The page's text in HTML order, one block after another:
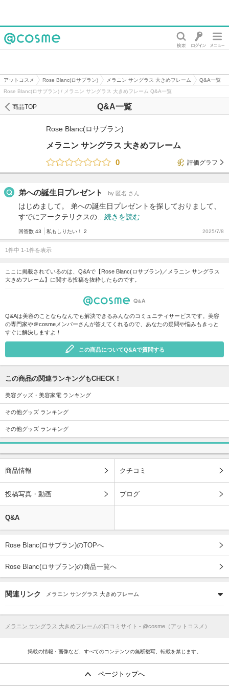
アットコスメ Rose Blanc(ロサブラン) メラニン サングラス 大きめフレーム
Q&A一覧
Rose Blanc(ロサブラン) / メラニン サングラス 大きめフレーム Q&A一覧
Q&A一覧
商品TOP
Rose Blanc(ロサブラン)
メラニン サングラス 大きめフレーム
0
評価グラフ
弟への誕生日プレゼント by 匿名 さん
はじめまして。 弟への誕生日プレゼントを探しておりまして、
すでにアークテリクスの… 続きを読む
回答数 43 私もしりたい！ 2 2025/7/8
1件中 1-1件を表示
ここに掲載されているのは、Q&Aで【Rose Blanc(ロサブラン)／メラニン サングラス
大きめフレーム】に関する投稿を抜粋したものです。
Q&Aは美容のことならなんでも解決できるみんなのコミュニティサービスです。美容
の専門家や＠cosmeメンバーさんが答えてくれるので、あなたの疑問や悩みもきっと
すぐに解決しますよ！
この商品についてQ&Aで質問する
この商品の関連ランキングもCHECK！
美容グッズ・美容家電 ランキング
その他グッズ ランキング
その他グッズ ランキング
商品情報 クチコミ
投稿写真・動画 ブログ
Q&A
Rose Blanc(ロサブラン)のTOPへ
Rose Blanc(ロサブラン)の商品一覧へ
関連リンク メラニン サングラス 大きめフレーム
メラニン サングラス 大きめフレームの口コミサイト - @cosme（アットコスメ）
掲載の情報・画像など、すべてのコンテンツの無断複写、転載を禁じます。
ページトップへ